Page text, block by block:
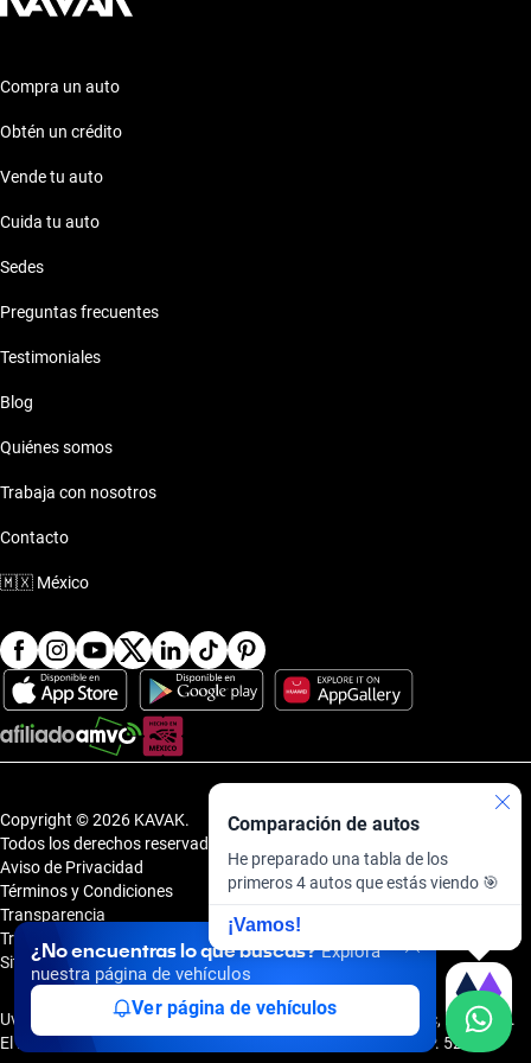
¿No encuentras lo que buscas? Explora
nuestra página de vehículos
Ver página de vehículos
Comparación de autos
He preparado una tabla de los
primeros 4 autos que estás viendo 🎯
¡Vamos!
Compra un auto
Obtén un crédito
Vende tu auto
Cuida tu auto
Sedes
Preguntas frecuentes
Testimoniales
Blog
Quiénes somos
Trabaja con nosotros
Contacto
🇲🇽 México
Copyright © 2026 KAVAK.
Todos los derechos reservados.
Aviso de Privacidad
Términos y Condiciones
Transparencia
Transparencia Financiera
Sitemap
Uvi Tech, S.A.P.I. de C.V., Carretera Amomolulco - Capulhuac, No. 1 Col.
El Panteón, Lerma de Villada, Estado de México, México, C.P. 52005